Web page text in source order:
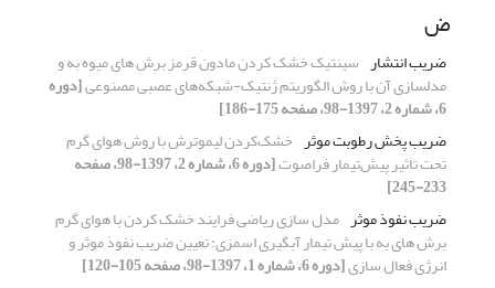
ض
ضریب انتشار سینتیک خشک کردن مادون قرمز برش های میوه به و
مدلسازی آن با روش الگوریتم ژنتیک-شبکه‌های عصبی مصنوعی[دوره
6، شماره 2، 1397-98، صفحه 175-186]
ضریب پخش رطوبت موثر خشک‌کردن لیموترش با روش هوای گرم
تحت تاثیر پیش‌تیمار فراصوت [دوره 6، شماره 2، 1397-98، صفحه
233-245]
ضریب نفوذ موثر مدل‏ سازی ریاضی فرایند خشک ‏کردن با هوای گرم
برش ‏های به با پیش‏ تیمار آبگیری اسمزی: تعیین ضریب نفوذ موثر و
انرژی فعال‏ سازی[دوره 6، شماره 1، 1397-98، صفحه 105-120]